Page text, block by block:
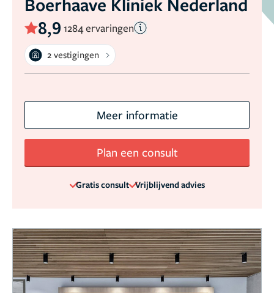
8,9 1284 ervaringen
2 vestigingen
Meer informatie
Plan een consult
Gratis consult Vrijblijvend advies